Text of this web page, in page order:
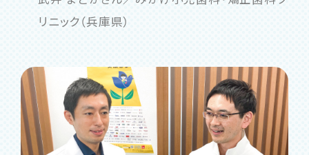
リニック（兵庫県）